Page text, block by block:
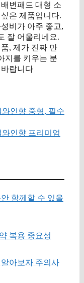
변패드 대형 소
은 제품입니다.
비가 아주 좋고,
잘 어울리네요.
, 제가 진짜 만
지를 키우는 분
랍니다
인향 중형, 필수
인향 프리미엄
함께할 수 있을
복용 중요성
아보자 주의사